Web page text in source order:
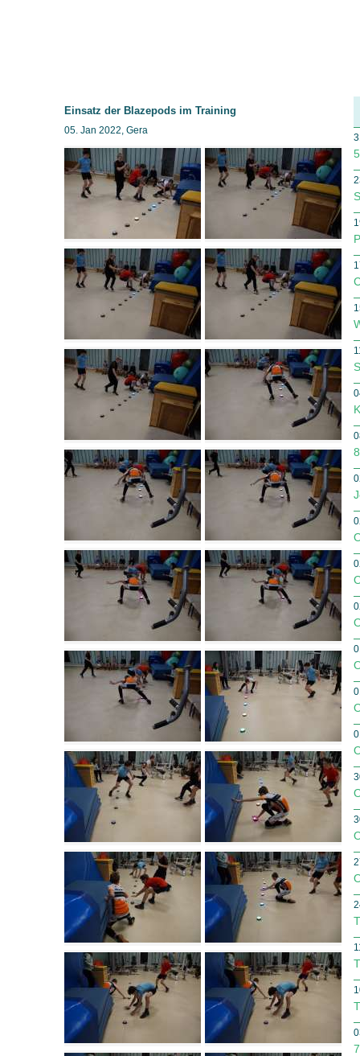
Einsatz der Blazepods im Training
05. Jan 2022, Gera